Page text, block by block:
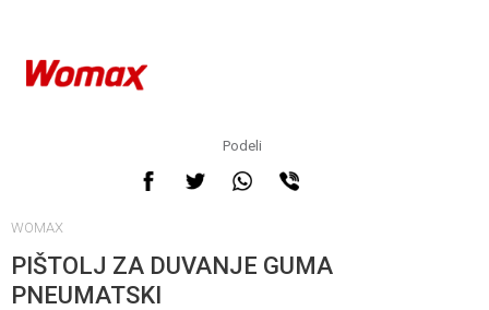
Podeli
WOMAX
PIŠTOLJ ZA DUVANJE GUMA
PNEUMATSKI